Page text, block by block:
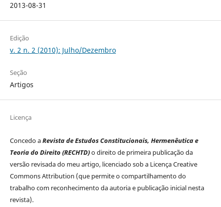
2013-08-31
Edição
v. 2 n. 2 (2010): Julho/Dezembro
Seção
Artigos
Licença
Concedo aRevista de Estudos Constitucionais, Hermenêutica e
Teoria do Direito (RECHTD)o direito de primeira publicação da
versão revisada do meu artigo, licenciado sob a Licença Creative
Commons Attribution (que permite o compartilhamento do
trabalho com reconhecimento da autoria e publicação inicial nesta
revista).